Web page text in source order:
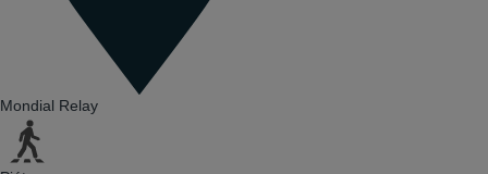
Mondial Relay